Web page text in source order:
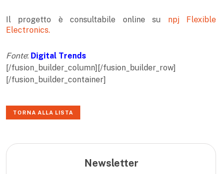
Il progetto è consultabile online su npj Flexible
Electronics.
Fonte: Digital Trends
[/fusion_builder_column][/fusion_builder_row]
[/fusion_builder_container]
TORNA ALLA LISTA
Newsletter